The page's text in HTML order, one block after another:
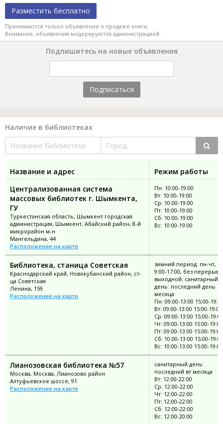
Разместить бесплатно
Принимаются только объявление о продаже книги.
Внимание, объявления модерируются администрацией.
Подпишитесь на новые объявления
Подписаться
Наличие в библиотеках
Название и адрес
Режим работы
Централизованная система
массовых библиотек г. Шымкента,
ГУ
Туркестанская область, Шымкент городская
администрация, Шымкент, Абайский район, 8-й
микрорайон м-н
Мангельдина, 44
Расположение на карте
Пн: 10:00-19:00
Вт: 10:00-19:00
Ср: 10:00-19:00
Пт: 10:00-19:00
Сб: 10:00-19:00
Вс: 10:00-19:00
Библиотека, станица Советская
Краснодарский край, Новокубанский район, ст-
ца Советская
Ленина, 159
Расположение на карте
зимний период: пн-чт,
9:00-17:00, без
выходной; санитарный
день: последний день
месяца
Пн: 09:00-13:00 15:00-
Вт: 09:00-13:00 15:00-19:00
Ср: 09:00-13:00 15:00-19:00
Чт: 09:00-13:00 15:00-19:00
Пт: 09:00-13:00 15:00-19:00
Сб: 10:00-13:00 15:00-19:00
Вс: 10:00-13:00 15:00-19:00
Лианозовская библиотека №57
Москва, Москва, Лианозово район
Алтуфьевское шоссе, 91
Расположение на карте
санитарный день:
последний вт месяца
Вт: 12:00-22:00
Ср: 12:00-22:00
Чт: 12:00-22:00
Пт: 12:00-22:00
Сб: 12:00-22:00
Вс: 12:00-20:00